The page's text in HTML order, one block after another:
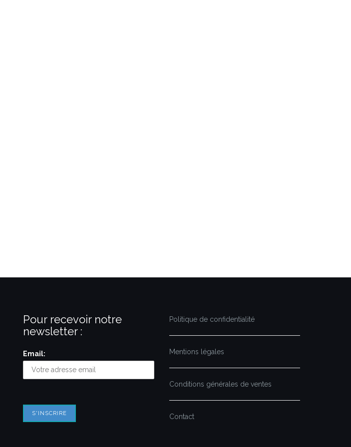
Pour recevoir notre
newsletter :
Email:
Politique de confidentialité
Mentions légales
Conditions générales de ventes
Contact